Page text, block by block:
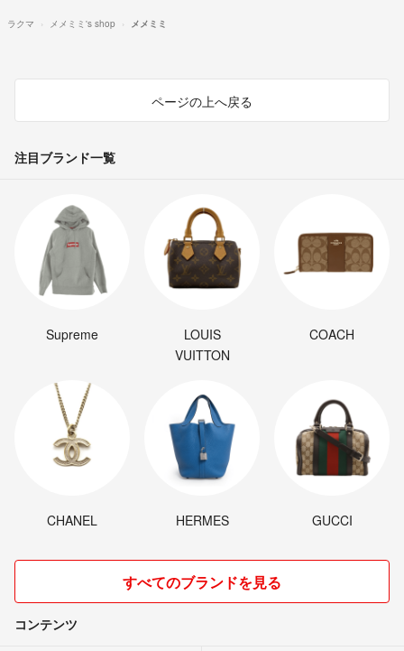
ラクマ メメミミ's shop メメミミ
ページの上へ戻る
注目ブランド一覧
Supreme
LOUIS
VUITTON
COACH
CHANEL HERMES GUCCI
すべてのブランドを見る
コンテンツ